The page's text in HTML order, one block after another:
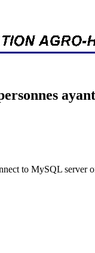
to MySQL server